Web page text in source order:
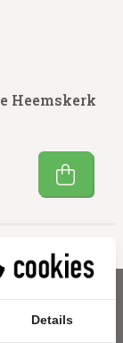
Heemskerk
Details